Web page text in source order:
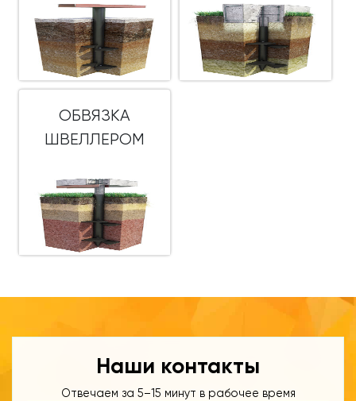
ОБВЯЗКА
ШВЕЛЛЕРОМ
Наши контакты
Отвечаем за 5–15 минут в рабочее время